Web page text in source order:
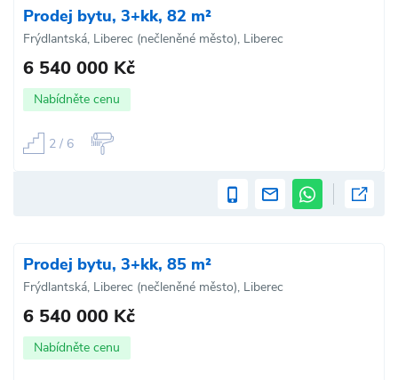
Prodej bytu, 3+kk, 82 m²
Frýdlantská, Liberec (nečleněné město), Liberec
6 540 000 Kč
Nabídněte cenu
2 / 6
Prodej bytu, 3+kk, 85 m²
Frýdlantská, Liberec (nečleněné město), Liberec
6 540 000 Kč
Nabídněte cenu